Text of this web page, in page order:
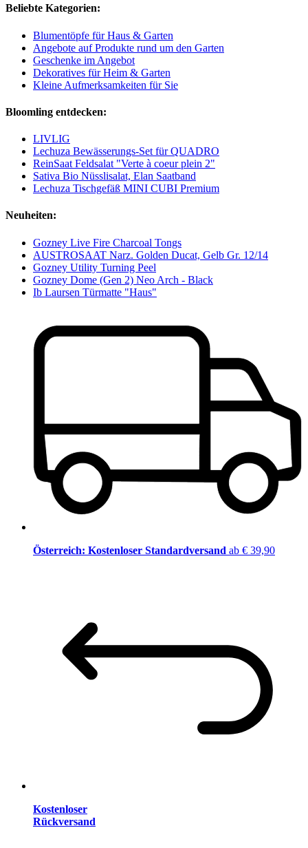
Beliebte Kategorien:
Blumentöpfe für Haus & Garten
Angebote auf Produkte rund um den Garten
Geschenke im Angebot
Dekoratives für Heim & Garten
Kleine Aufmerksamkeiten für Sie
Bloomling entdecken:
LIVLIG
Lechuza Bewässerungs-Set für QUADRO
ReinSaat Feldsalat "Verte à coeur plein 2"
Sativa Bio Nüsslisalat, Elan Saatband
Lechuza Tischgefäß MINI CUBI Premium
Neuheiten:
Gozney Live Fire Charcoal Tongs
AUSTROSAAT Narz. Golden Ducat, Gelb Gr. 12/14
Gozney Utility Turning Peel
Gozney Dome (Gen 2) Neo Arch - Black
Ib Laursen Türmatte "Haus"
Österreich: Kostenloser Standardversand ab € 39,90
Kostenloser
Rückversand